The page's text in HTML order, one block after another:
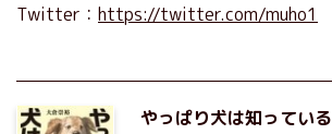
Twitter： https://twitter.com/muho1
やっぱり犬は知っている